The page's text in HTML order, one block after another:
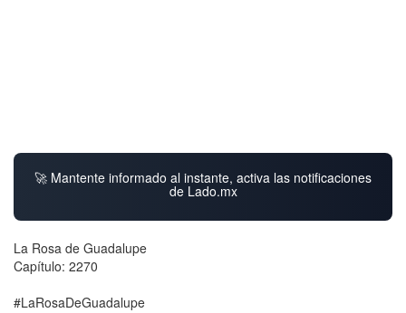
🚀 Mantente informado al instante, activa las notificaciones
de Lado.mx
La Rosa de Guadalupe
Capítulo: 2270
#LaRosaDeGuadalupe